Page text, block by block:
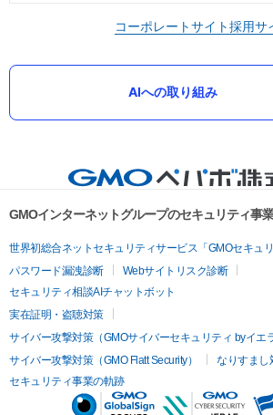
コーポレートサイト採用サ
AIへの取り組み
GMOインターネットグループのセキュリティ事
世界初総合ネットセキュリティサービス「GMOセキュリ
パスワード漏洩診断
Webサイトリスク診断
セキュリティ相談AIチャットボット
実在証明・盗聴対策
サイバー攻撃対策（GMOサイバーセキュリティ byイエ
サイバー攻撃対策（GMO Flatt Security）
なりすまし
セキュリティ事業の軌跡